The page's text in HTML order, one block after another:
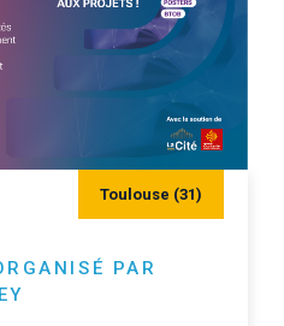
Toulouse (31)
PAR